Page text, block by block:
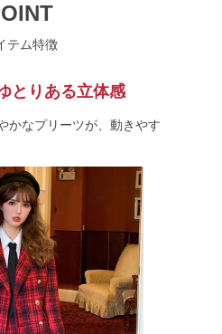
テム特徴
とりある立体感
かなプリーツが、動きやす